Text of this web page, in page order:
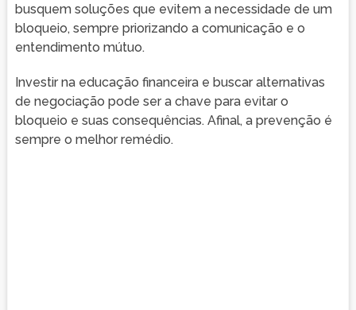
busquem soluções que evitem a necessidade de um
bloqueio, sempre priorizando a comunicação e o
entendimento mútuo.
Investir na educação financeira e buscar alternativas
de negociação pode ser a chave para evitar o
bloqueio e suas consequências. Afinal, a prevenção é
sempre o melhor remédio.